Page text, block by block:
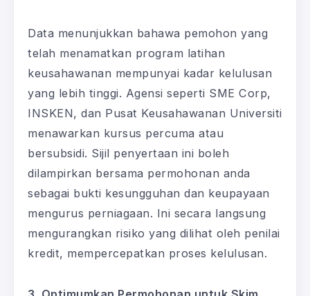
Data menunjukkan bahawa pemohon yang
telah menamatkan program latihan
keusahawanan mempunyai kadar kelulusan
yang lebih tinggi. Agensi seperti SME Corp,
INSKEN, dan Pusat Keusahawanan Universiti
menawarkan kursus percuma atau
bersubsidi. Sijil penyertaan ini boleh
dilampirkan bersama permohonan anda
sebagai bukti kesungguhan dan keupayaan
mengurus perniagaan. Ini secara langsung
mengurangkan risiko yang dilihat oleh penilai
kredit, mempercepatkan proses kelulusan.